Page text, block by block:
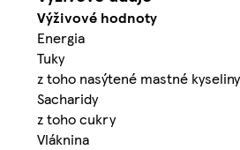
Výživové hodnoty
Energia
Tuky
z toho nasýtené mastné kyseliny
Sacharidy
z toho cukry
Vláknina